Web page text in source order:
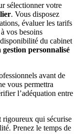
sélectionner votre
. Vous disposez
évaluer les tarifs
vos besoins
du cabinet
gestion personnalisé
avant de
vous permettra
l’adéquation entre
rigoureux qui sécurise
Prenez le temps de